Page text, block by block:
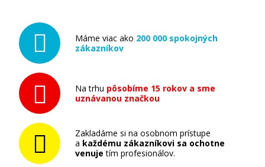
Pridať do košíka
Originálna náplň Brother LC-980M
Máme viac ako 200 000 spokojných
zákazníkov
Na trhu pôsobíme 15 rokov a sme
uznávanou značkou
Zakladáme si na osobnom prístupe
a každému zákazníkovi sa ochotne
venuje tím profesionálov.